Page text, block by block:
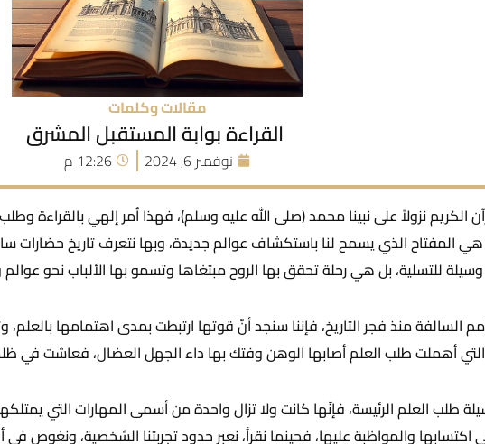
مقالات وكلمات
القراءة بوابة المستقبل المشرق
نوفمبر 6, 2024 12:26 م
الكريم نزولاً على نبينا محمد (صلى الله عليه وسلم)، فهذا أمر إلهي بالقراءة
هي المفتاح الذي يسمح لنا باستكشاف عوالم جديدة، وبها نتعرف تاريخ حضارات
للتسلية، بل هي رحلة تحقق بها الروح مبتغاها وتسمو بها الألباب نحو
السالفة منذ فجر التاريخ، فإننا سنجد أنّ قوتها ارتبطت بمدى اهتمامها
أهملت طلب العلم أصابها الوهن وفتك بها داء الجهل العضال، فعاشت في
طلب العلم الرئيسة، فإنّها كانت ولا تزال واحدة من أسمى المهارات التي
اكتسابها والمواظبة عليها، فحينما نقرأ، نعبر حدود تجربتنا الشخصية، ونغوص